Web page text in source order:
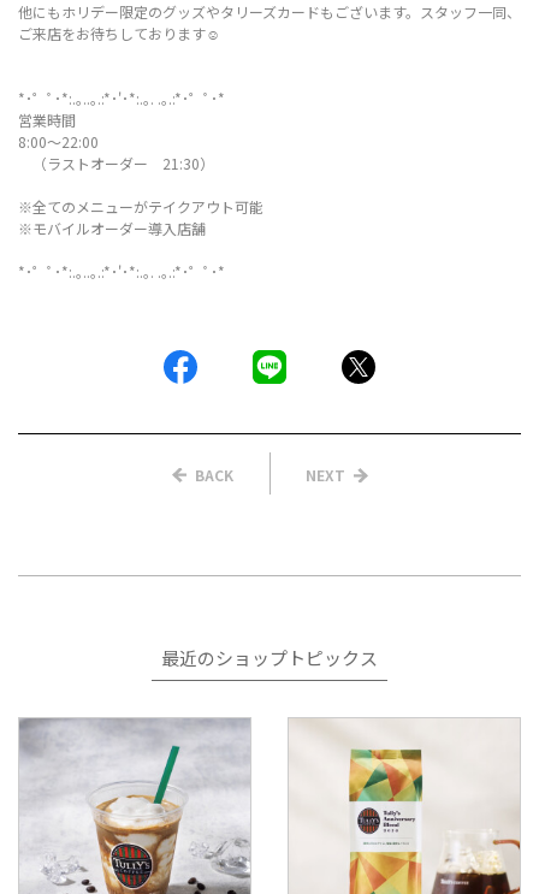
他にもホリデー限定のグッズやタリーズカードもございます。スタッフ一同、
ご来店をお待ちしております☺️
*･゜ﾟ･*:.｡..｡.:*･'･*:.｡. .｡.:*･゜ﾟ･*
営業時間
8:00〜22:00
（ラストオーダー 21:30）
※全てのメニューがテイクアウト可能
※モバイルオーダー導入店舗
*･゜ﾟ･*:.｡..｡.:*･'･*:.｡. .｡.:*･゜ﾟ･*
BACK NEXT
最近のショップトピックス